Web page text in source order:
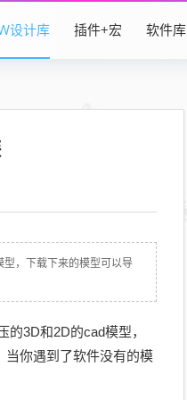
设计库 插件+宏 软件库
，下载下来的模型可以导
3D和2D的cad模型，
当你遇到了软件没有的模